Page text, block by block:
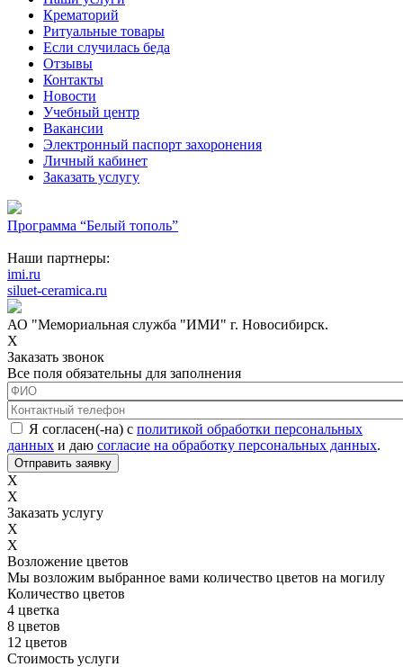
Крематорий
Ритуальные товары
Если случилась беда
Отзывы
Контакты
Новости
Учебный центр
Вакансии
Электронный паспорт захоронения
Личный кабинет
Заказать услугу
Программа “Белый тополь”
Наши партнеры:
imi.ru
siluet-ceramica.ru
АО "Мемориальная служба "ИМИ" г. Новосибирск.
X
Заказать звонок
Все поля обязательны для заполнения
ФИО
Контактный телефон
Соглашение с обработкой данных*
Я согласен(-на) с политикой обработки персональных
данных и даю согласие на обработку персональных данных.
X
X
Заказать услугу
X
X
Возложение цветов
Мы возложим выбранное вами количество цветов на могилу
Количество цветов
4 цветка
8 цветов
12 цветов
Стоимость услуги